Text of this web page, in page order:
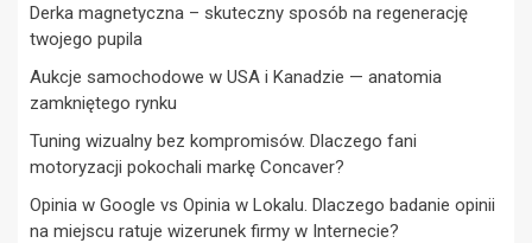
Derka magnetyczna – skuteczny sposób na regenerację
twojego pupila
Aukcje samochodowe w USA i Kanadzie — anatomia
zamkniętego rynku
Tuning wizualny bez kompromisów. Dlaczego fani
motoryzacji pokochali markę Concaver?
Opinia w Google vs Opinia w Lokalu. Dlaczego badanie opinii
na miejscu ratuje wizerunek firmy w Internecie?